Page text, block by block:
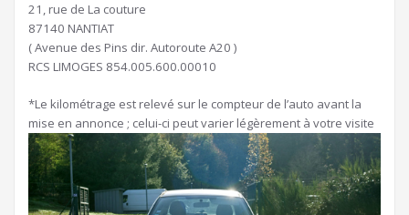
21, rue de La couture
87140 NANTIAT
( Avenue des Pins dir. Autoroute A20 )
RCS LIMOGES 854.005.600.00010
*Le kilométrage est relevé sur le compteur de l’auto avant la
mise en annonce ; celui-ci peut varier légèrement à votre visite